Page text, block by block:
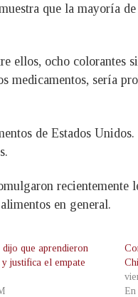
que la mayoría
ellos, ocho colorantes
sería
de Estados
recientemente
en general.
que aprendieron
justifica el empate